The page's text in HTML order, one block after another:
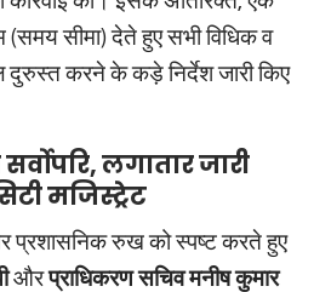
सीमा) देते हुए सभी विधिक व
दुरुस्त करने के कड़े निर्देश जारी किए
सर्वोपरि, लगातार जारी
मजिस्ट्रेट
प्रशासनिक रुख को स्पष्ट करते हुए
औरप्राधिकरण सचिव मनीष कुमार